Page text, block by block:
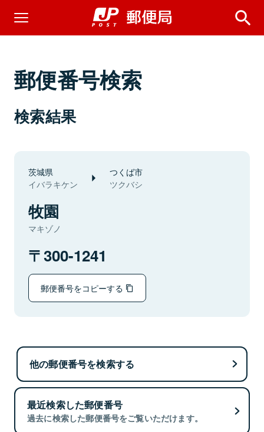
郵便番号検索
検索結果
茨城県
イバラキケン
つくば市
ツクバシ
牧園
マキゾノ
300-1241
郵便番号をコピーする
他の郵便番号を検索する
最近検索した郵便番号
過去に検索した郵便番号をご覧いただけます。